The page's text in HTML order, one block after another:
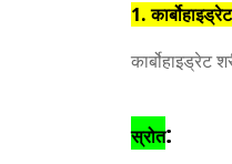
1.
कार्बोहाइड्रेट
स्रोत: